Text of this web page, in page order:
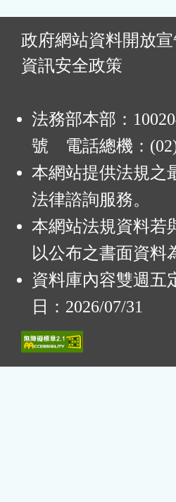
政府網站資料開放宣
資訊安全政策
法務部本部：
號 電話總機：
本網站提供法規之
法律諮詢服務。
本網站法規資料若
以公布之書面資料
資料庫內容雙週五
日：2026/07/31